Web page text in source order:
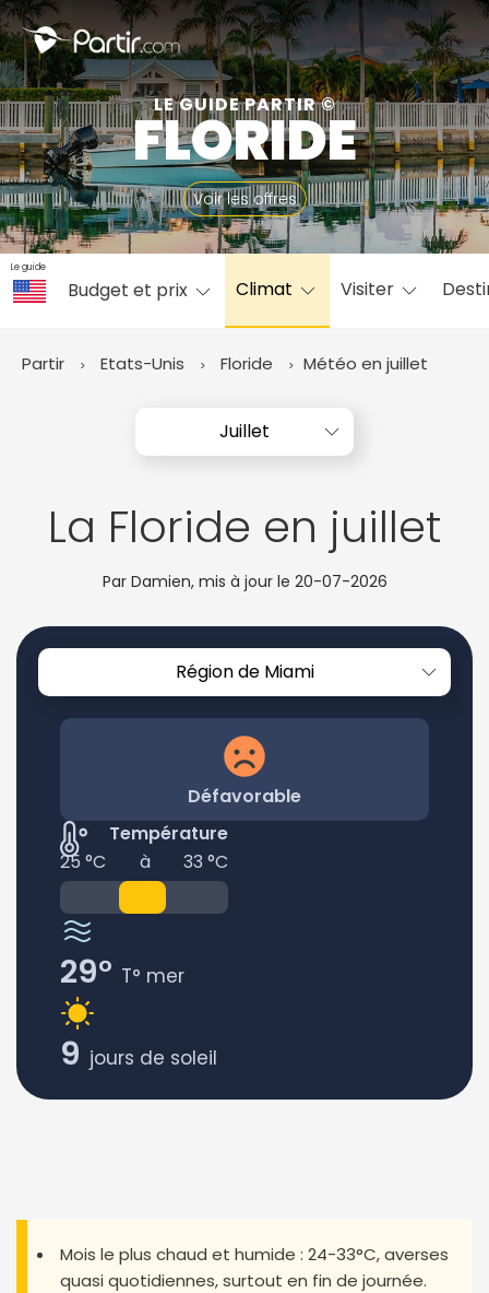
LE GUIDE PARTIR ©
FLORIDE
Voir les offres
Le guide
Budget et prix Climat Visiter
Partir Etats-Unis Floride Météo en juillet
Juillet
La Floride en juillet
Par Damien, mis à jour le 20-07-2026
Région de Miami
Défavorable
Température
25 °C
à 33 °C
29° T° mer
9 jours de soleil
Mois le plus chaud et humide : 24-33°C, averses
quasi quotidiennes, surtout en fin de journée.
Fermer
📍 Destinations populaires
☀️ Où partir par mois
Mars Avril
Juillet
Août Septembre
Octobre